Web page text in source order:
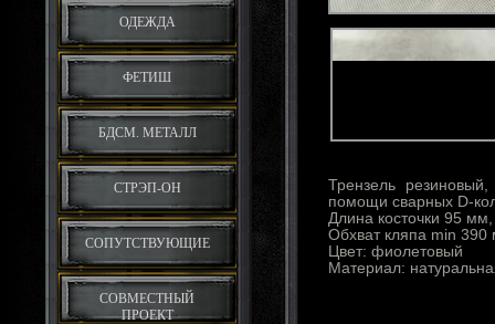
ОДЕЖДА
ФЕТИШ
БДСМ. МЕТАЛЛ
СТРЭП-ОН
СОПУТСТВУЮЩИЕ
СОВМЕСТНЫЙ
ПРОЕКТ
Трензель
помощи сварных D-
Длина косточки 95
Обхват кляпа min
Цвет: фиолетовый
Материал: